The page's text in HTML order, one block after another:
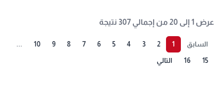
عرض 1 إلى 20 من إجمالي 307 نتيجة
السابق 1
2
3
4
5
6
7
8
9
10
...
15
16 التالي